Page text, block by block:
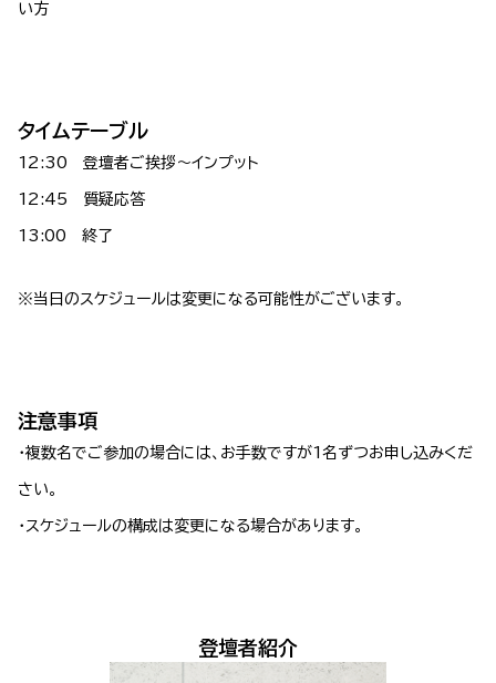
い方
タイムテーブル
12:30 登壇者ご挨拶～インプット
12:45 質疑応答
13:00 終了
※当日のスケジュールは変更になる可能性がございます。
注意事項
・複数名でご参加の場合には、お手数ですが1名ずつお申し込みくだ
さい。
・スケジュールの構成は変更になる場合があります。
登壇者紹介